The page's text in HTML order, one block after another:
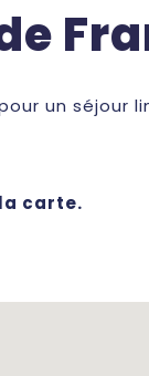
un séjour
carte.